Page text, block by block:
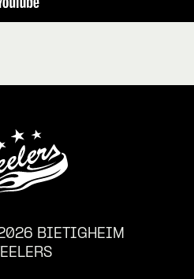
BIETIGHEIM